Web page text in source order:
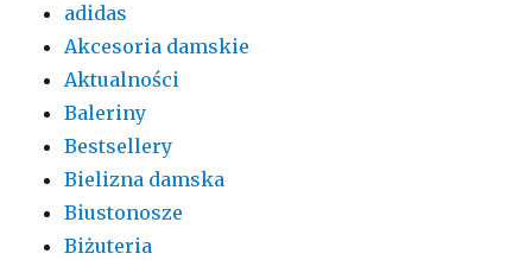
adidas
Akcesoria damskie
Aktualności
Baleriny
Bestsellery
Bielizna damska
Biustonosze
Biżuteria